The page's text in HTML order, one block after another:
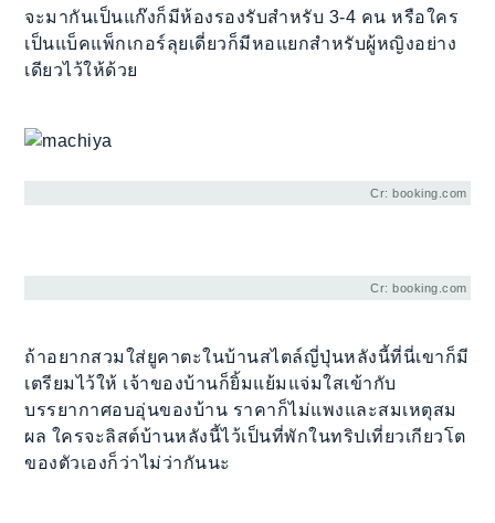
จะมากันเป็นแก๊งก็มีห้องรองรับสำหรับ 3-4 คน หรือใคร
เป็นแบ็คแพ็กเกอร์ลุยเดี่ยวก็มีหอแยกสำหรับผู้หญิงอย่าง
เดียวไว้ให้ด้วย
Cr: booking.com
Cr: booking.com
ถ้าอยากสวมใส่ยูคาตะในบ้านสไตล์ญี่ปุ่นหลังนี้ที่นี่เขาก็มี
เตรียมไว้ให้ เจ้าของบ้านก็ยิ้มแย้มแจ่มใสเข้ากับ
บรรยากาศอบอุ่นของบ้าน ราคาก็ไม่แพงและสมเหตุสม
ผล ใครจะลิสต์บ้านหลังนี้ไว้เป็นที่พักในทริปเที่ยวเกียวโต
ของตัวเองก็ว่าไม่ว่ากันนะ